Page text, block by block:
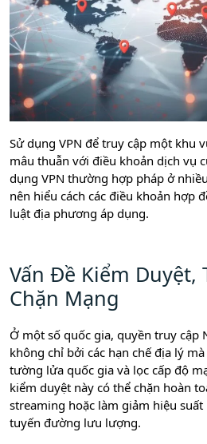
Sử dụng VPN để truy cập một khu
mâu thuẫn với điều khoản dịch vụ
dụng VPN thường hợp pháp ở
nên hiểu cách các điều khoản hợp
luật địa phương áp dụng.
Vấn Đề Kiểm Duyệt,
Chặn Mạng
Ở một số quốc gia, quyền truy cập
không chỉ bởi các hạn chế địa lý
tường lửa quốc gia và lọc cấp độ
kiểm duyệt này có thể chặn hoàn
streaming hoặc làm giảm hiệu suất
tuyến đường lưu lượng.